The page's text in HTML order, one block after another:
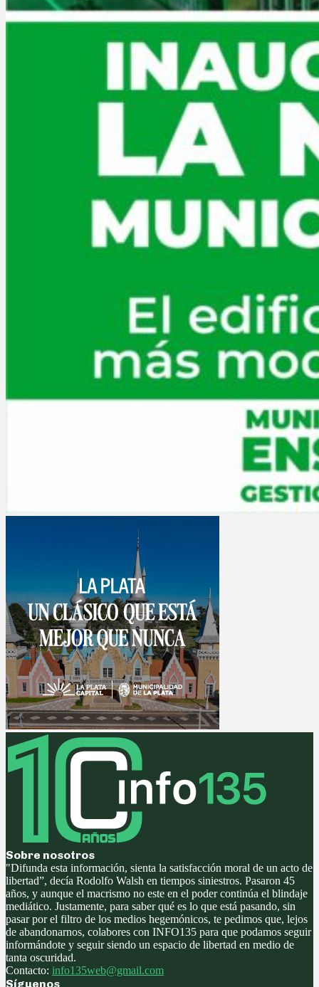
Sobre nosotros
"Difunda esta información, sienta la satisfacción moral de un acto de
libertad”, decía Rodolfo Walsh en tiempos siniestros. Pasaron 45
años, y aunque el macrismo no este en el poder continúa el blindaje
mediático. Justamente, para saber qué es lo que está pasando, sin
pasar por el filtro de los medios hegemónicos, te pedimos que, lejos
de abandonarnos, colabores con INFO135 para que podamos seguir
informándote y seguir siendo un espacio de libertad en medio de
tanta oscuridad.
Contacto: info135web@gmail.com
Síguenos